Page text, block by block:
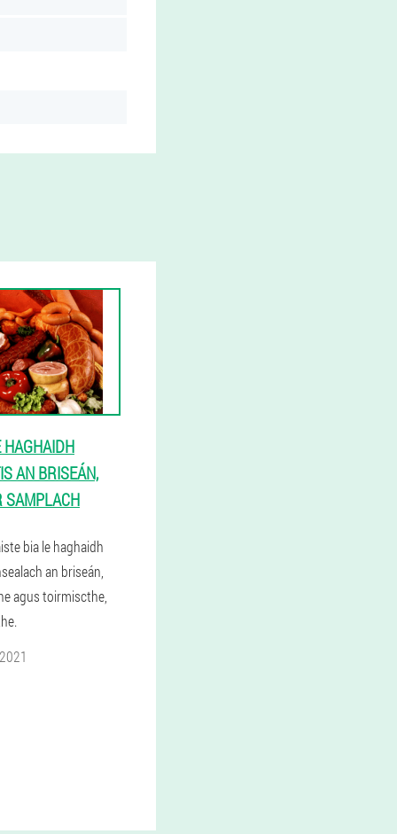
HAGHAIDH
AN BRISEÁN,
SAMPLACH
bia le haghaidh
an briseán,
agus toirmiscthe,